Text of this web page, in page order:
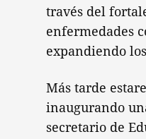
través del
enfermedades
expandiendo
Más tarde
inaugurando
secretario de